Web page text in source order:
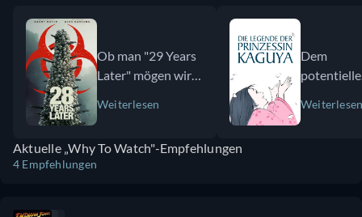
"Die Legende von Prinzessin Kaguya". Für Serien hätte er keine
Zeit mehr.
Ob man "29 Years
Later" mögen wird ,
zusammen. Oder
Weiterlesen
Dem
Aktuelle „Why To Watch"-Empfehlungen
4 Empfehlungen